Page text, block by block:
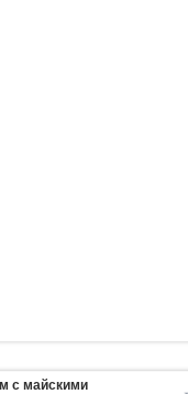
с майскими